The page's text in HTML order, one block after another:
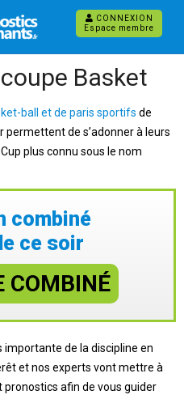
CONNEXION
Espace membre
Basket
ball et de paris sportifs de
de s’adonner à leurs
plus connu sous le nom
combiné
ce soir
COMBINÉ
importante de la discipline en
et nos experts vont mettre à
afin de vous guider